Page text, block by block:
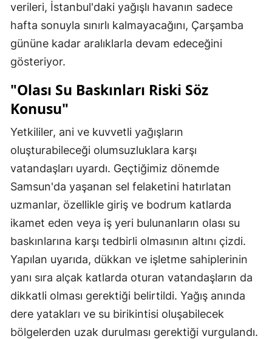
verileri, İstanbul'daki yağışlı havanın sadece
hafta sonuyla sınırlı kalmayacağını, Çarşamba
gününe kadar aralıklarla devam edeceğini
gösteriyor.
"Olası Su Baskınları Riski Söz
Konusu"
Yetkililer, ani ve kuvvetli yağışların
oluşturabileceği olumsuzluklara karşı
vatandaşları uyardı. Geçtiğimiz dönemde
Samsun'da yaşanan sel felaketini hatırlatan
uzmanlar, özellikle giriş ve bodrum katlarda
ikamet eden veya iş yeri bulunanların olası su
baskınlarına karşı tedbirli olmasının altını çizdi.
Yapılan uyarıda, dükkan ve işletme sahiplerinin
yanı sıra alçak katlarda oturan vatandaşların da
dikkatli olması gerektiği belirtildi. Yağış anında
dere yatakları ve su birikintisi oluşabilecek
bölgelerden uzak durulması gerektiği vurgulandı.